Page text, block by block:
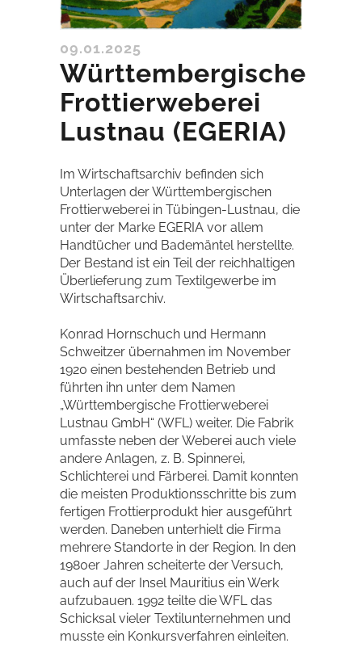
09.01.2025
Württembergische
Frottierweberei
Lustnau (EGERIA)
Im Wirtschaftsarchiv befinden sich
Unterlagen der Württembergischen
Frottierweberei in Tübingen-Lustnau, die
unter der Marke EGERIA vor allem
Handtücher und Bademäntel herstellte.
Der Bestand ist ein Teil der reichhaltigen
Überlieferung zum Textilgewerbe im
Wirtschaftsarchiv.
Konrad Hornschuch und Hermann
Schweitzer übernahmen im November
1920 einen bestehenden Betrieb und
führten ihn unter dem Namen
„Württembergische Frottierweberei
Lustnau GmbH“ (WFL) weiter. Die Fabrik
umfasste neben der Weberei auch viele
andere Anlagen, z. B. Spinnerei,
Schlichterei und Färberei. Damit konnten
die meisten Produktionsschritte bis zum
fertigen Frottierprodukt hier ausgeführt
werden. Daneben unterhielt die Firma
mehrere Standorte in der Region. In den
1980er Jahren scheiterte der Versuch,
auch auf der Insel Mauritius ein Werk
aufzubauen. 1992 teilte die WFL das
Schicksal vieler Textilunternehmen und
musste ein Konkursverfahren einleiten.